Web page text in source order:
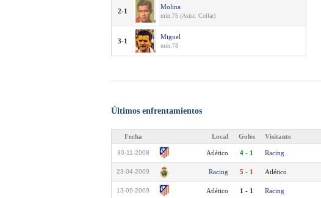
2-1
Molina
min.75 (Asist: Collar)
3-1
Miguel
min.78
Últimos enfrentamientos
Fecha Local Goles Visitante
30-11-2008 Atlético 4 - 1 Racing
23-04-2009 Racing 5 - 1 Atlético
13-09-2009 Atlético 1 - 1 Racing